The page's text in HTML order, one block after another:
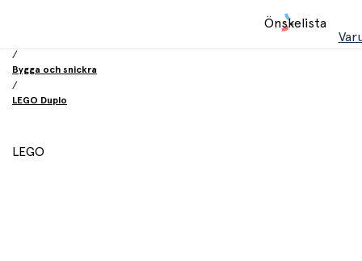
Önskelista
/
Bygga och snickra
/
LEGO Duplo
LEGO